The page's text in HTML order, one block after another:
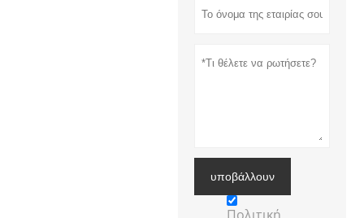
υποβάλλουν